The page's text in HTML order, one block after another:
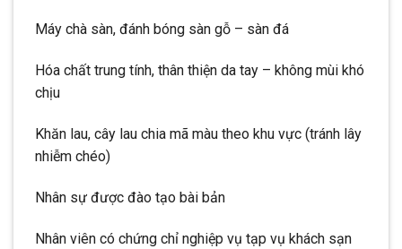
Máy chà sàn, đánh bóng sàn gỗ – sàn đá
Hóa chất trung tính, thân thiện da tay – không mùi khó
chịu
Khăn lau, cây lau chia mã màu theo khu vực (tránh lây
nhiễm chéo)
Nhân sự được đào tạo bài bản
Nhân viên có chứng chỉ nghiệp vụ tạp vụ khách sạn